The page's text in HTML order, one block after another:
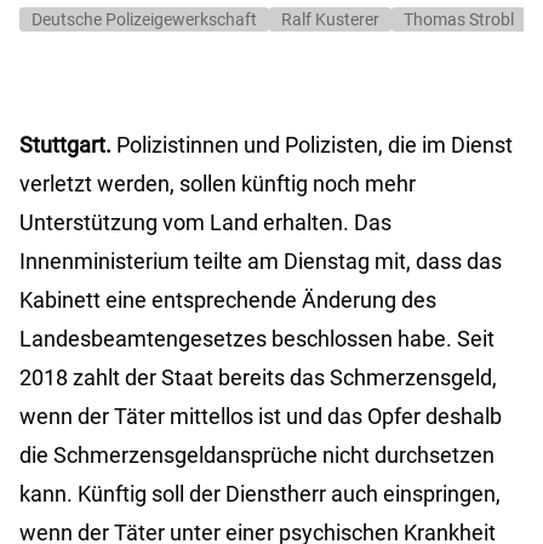
Deutsche Polizeigewerkschaft Ralf Kusterer Thomas Strobl
Stuttgart. Polizistinnen und Polizisten, die im Dienst
verletzt werden, sollen künftig noch mehr
Unterstützung vom Land erhalten. Das
Innenministerium teilte am Dienstag mit, dass das
Kabinett eine entsprechende Änderung des
Landesbeamtengesetzes beschlossen habe. Seit
2018 zahlt der Staat bereits das Schmerzensgeld,
wenn der Täter mittellos ist und das Opfer deshalb
die Schmerzensgeldansprüche nicht durchsetzen
kann. Künftig soll der Dienstherr auch einspringen,
wenn der Täter unter einer psychischen Krankheit